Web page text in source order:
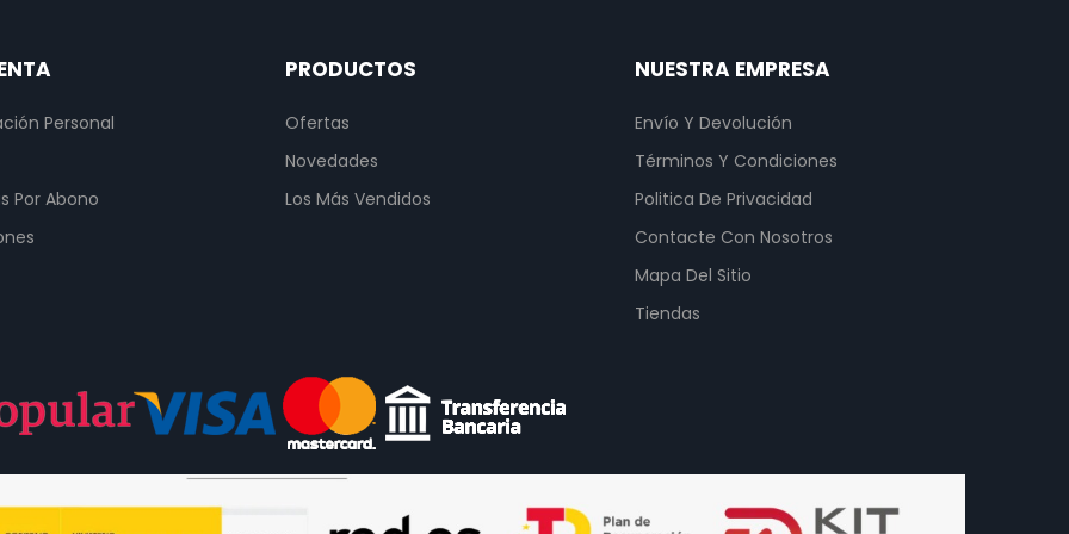
Personal
Por Abono
PRODUCTOS
Ofertas
Novedades
Los Más Vendidos
NUESTRA EMPRESA
Envío Y Devolución
Términos Y Condiciones
Politica De Privacidad
Contacte Con Nosotros
Mapa Del Sitio
Tiendas